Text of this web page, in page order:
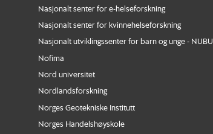
Nasjonalt senter for e-helseforskning
Nasjonalt senter for kvinnehelseforskning
Nasjonalt utviklingssenter for barn og unge - NUBU
Nofima
Nord universitet
Nordlandsforskning
Norges Geotekniske Institutt
Norges Handelshøyskole